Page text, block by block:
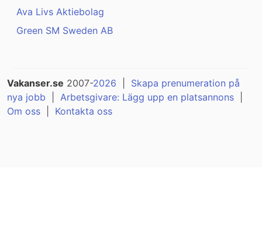
Ava Livs Aktiebolag
Green SM Sweden AB
Vakanser.se 2007-2026
Skapa prenumeration på
nya jobb
Arbetsgivare: Lägg upp en platsannons
Om oss
Kontakta oss